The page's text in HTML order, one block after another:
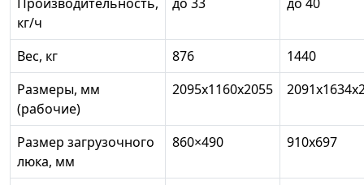
кг/ч
Вес, кг 876
1440
Размеры, мм
(рабочие)
2095х1160х2055
Размер загрузочного
люка, мм
860×490 910х697